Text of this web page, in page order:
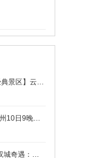
【纯玩无购物·4钻住宿·经典景区】云南昆明+丽江+大理+洱海+玉龙雪山4日3晚精品跟团游
穿越西北秘境：西宁至兰州10日9晚深度游，青海湖、德令哈、敦煌、嘉峪关、张掖一网打尽
【限时特惠】昆明+版纳双城奇遇：野象谷探险+原始森林徒步，4日3晚跟团游，尊享舒适住宿！